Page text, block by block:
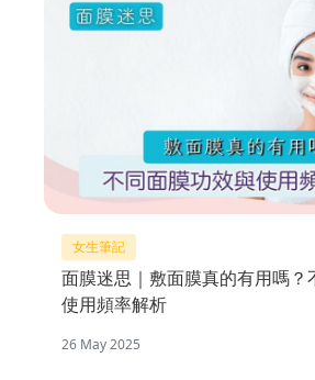
女生筆記
面膜迷思｜敷面膜真的有用嗎？
使用頻率解析
26 May 2025